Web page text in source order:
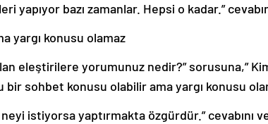
yapıyor bazı zamanlar. Hepsi o kadar.”
yargı konusu olamaz
eleştirilere yorumunuz nedir?” sorusuna,”
bir sohbet konusu olabilir ama yargı konusu
istiyorsa yaptırmakta özgürdür.” cevabını